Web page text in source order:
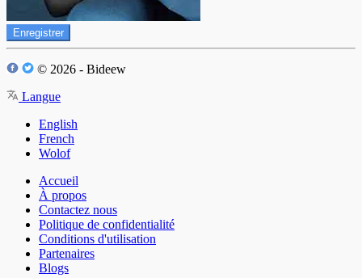
Enregistrer
© 2026 - Bideew
Langue
English
French
Wolof
Accueil
À propos
Contactez nous
Politique de confidentialité
Conditions d'utilisation
Partenaires
Blogs